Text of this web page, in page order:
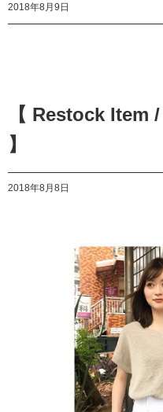
2018年8月9日
【 Restock
】
2018年8月8日